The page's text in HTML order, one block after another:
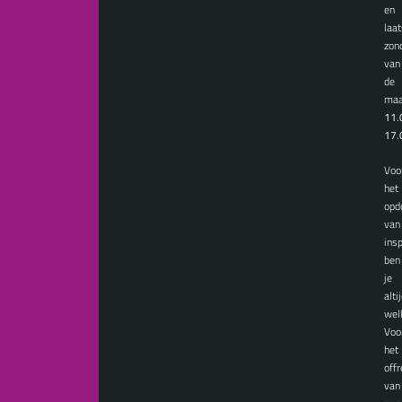
en
van
de
het
van
ben
je
het
van